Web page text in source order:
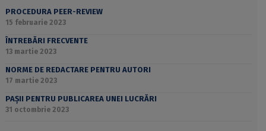
PROCEDURA PEER-REVIEW
15 februarie 2023
ÎNTREBĂRI FRECVENTE
13 martie 2023
NORME DE REDACTARE PENTRU AUTORI
17 martie 2023
PAȘII PENTRU PUBLICAREA UNEI LUCRĂRI
31 octombrie 2023